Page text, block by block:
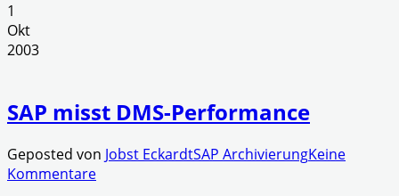
1
Okt
2003
SAP misst DMS-Performance
Geposted von Jobst EckardtSAP ArchivierungKeine
Kommentare